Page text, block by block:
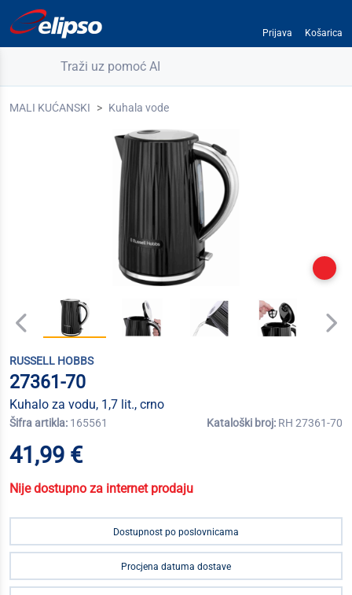
Prijava Košarica
Traži uz pomoć AI
MALI KUĆANSKI Kuhala vode
RUSSELL HOBBS
27361-70
Kuhalo za vodu, 1,7 lit., crno
Šifra artikla: 165561 Kataloški broj: RH 27361-70
41,99 €
Nije dostupno za internet prodaju
Dostupnost po poslovnicama
Procjena datuma dostave